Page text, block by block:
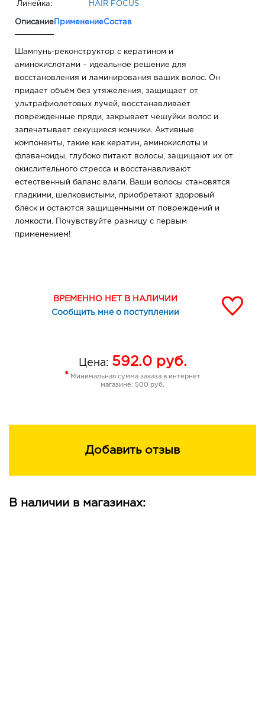
Линейка: HAIR FOCUS
Описание ПрименениеСостав
Шампунь-реконструктор с кератином и
аминокислотами – идеальное решение для
восстановления и ламинирования ваших волос. Он
придает объём без утяжеления, защищает от
ультрафиолетовых лучей, восстанавливает
поврежденные пряди, закрывает чешуйки волос и
запечатывает секущиеся кончики. Активные
компоненты, такие как кератин, аминокислоты и
флаваноиды, глубоко питают волосы, защищают их от
окислительного стресса и восстанавливают
естественный баланс влаги. Ваши волосы становятся
гладкими, шелковистыми, приобретают здоровый
блеск и остаются защищенными от повреждений и
ломкости. Почувствуйте разницу с первым
применением!
ВРЕМЕННО НЕТ В НАЛИЧИИ
Сообщить мне о поступлении
Цена: 592.0руб.
* Минимальная сумма заказа в интернет
магазине: 500 руб.
Добавить отзыв
В наличии в магазинах: